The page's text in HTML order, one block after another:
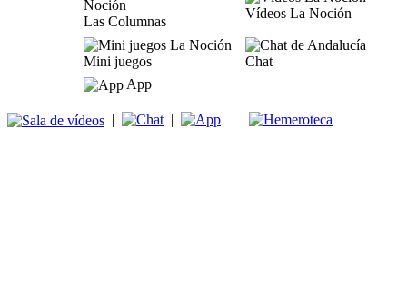
Las Columnas
Vídeos La Noción
Mini juegos
Chat
App
| | |